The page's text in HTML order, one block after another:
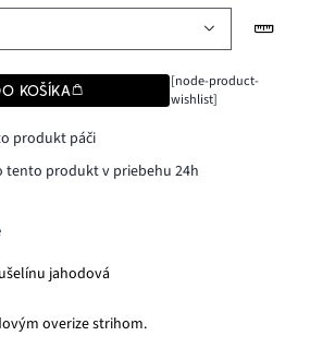
KOŠÍKA
[node-product-
wishlist]
produkt páči
tento produkt v priebehu 24h
jahodová
overize strihom.